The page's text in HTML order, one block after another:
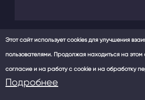
Мы в социальных сетях -
Политика
Этот сайт использует cookies для улучшения
пользователями. Продолжая находиться на этом
согласие и на работу с cookie и на обработку
Подробнее